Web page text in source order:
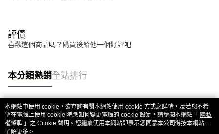
評價
喜歡這個商品嗎？購買後給他一個好評吧
本分類熱銷全站排行
熱門標籤
本網站中使用 cookie，欲查詢有關本網站使用 cookie 方式之詳情，及若您不希
望在電腦上使用 cookie 時應如何變更電腦的 cookie 設定，請參閱本網站「 隱私
權條款 」之 Cookie 聲明。您繼續使用本網站即表示您同意本公司得按本網站使
用條款之 Cookie 聲明使用 cookie。
了解更多 >